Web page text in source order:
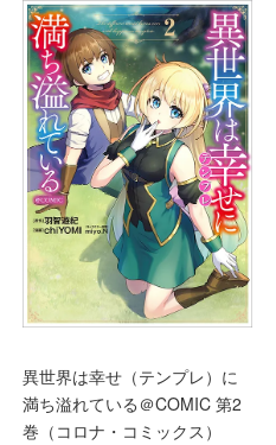
異世界は幸せ（テンプレ）に
満ち溢れている＠COMIC 第2
巻（コロナ・コミックス）